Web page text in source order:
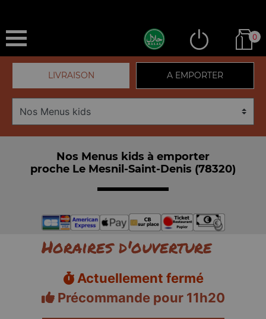
0
LIVRAISON A EMPORTER
Nos Menus kids à emporter
proche Le Mesnil-Saint-Denis (78320)
Horaires d'ouverture
Actuellement fermé
Précommande pour 11h20